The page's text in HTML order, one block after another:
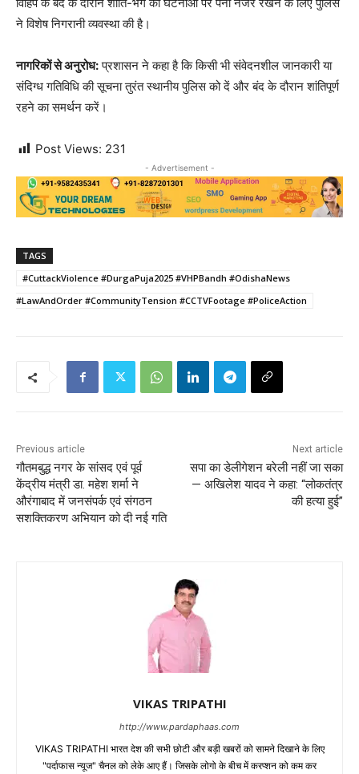
ने विशेष निगरानी व्यवस्था की है।
नागरिकों से अनुरोध:प्रशासन ने कहा है कि किसी भी संवेदनशील जानकारी या
संदिग्ध गतिविधि की सूचना तुरंत स्थानीय पुलिस को दें और बंद के दौरान शांतिपूर्ण
रहने का समर्थन करें।
Post Views: 231
- Advertisement -
TAGS
#CuttackViolence #DurgaPuja2025 #VHPBandh #OdishaNews
#LawAndOrder #CommunityTension #CCTVFootage #PoliceAction
Previous article
गौतमबुद्ध नगर के सांसद एवं पूर्व
केंद्रीय मंत्री डा. महेश शर्मा ने
औरंगाबाद में जनसंपर्क एवं संगठन
सशक्तिकरण अभियान को दी नई गति
Next article
सपा का डेलीगेशन बरेली नहीं जा सका
— अखिलेश यादव ने कहा: “लोकतंत्र
की हत्या हुई”
VIKAS TRIPATHI
http://www.pardaphaas.com
VIKAS TRIPATHI भारत देश की सभी छोटी और बड़ी खबरों को सामने दिखाने के लिए
"पर्दाफास न्यूज" चैनल को लेके आए हैं। जिसके लोगो के बीच में करप्शन को कम कर